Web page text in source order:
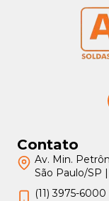
Contato
Av. Min.
São Paulo/SP
(11) 3975-6000